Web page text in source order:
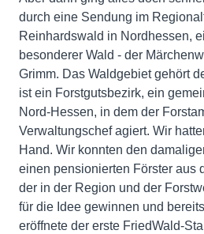
durch eine Sendung im
Reinhardswald in Nordhessen,
besonderer Wald - der
Grimm. Das Waldgebiet gehört
ist ein Forstgutsbezirk, ein
Nord-Hessen, in dem der
Verwaltungschef agiert. Wir
Hand. Wir konnten den
einen pensionierten Förster aus
der in der Region und der
für die Idee gewinnen und
eröffnete der erste FriedWald-